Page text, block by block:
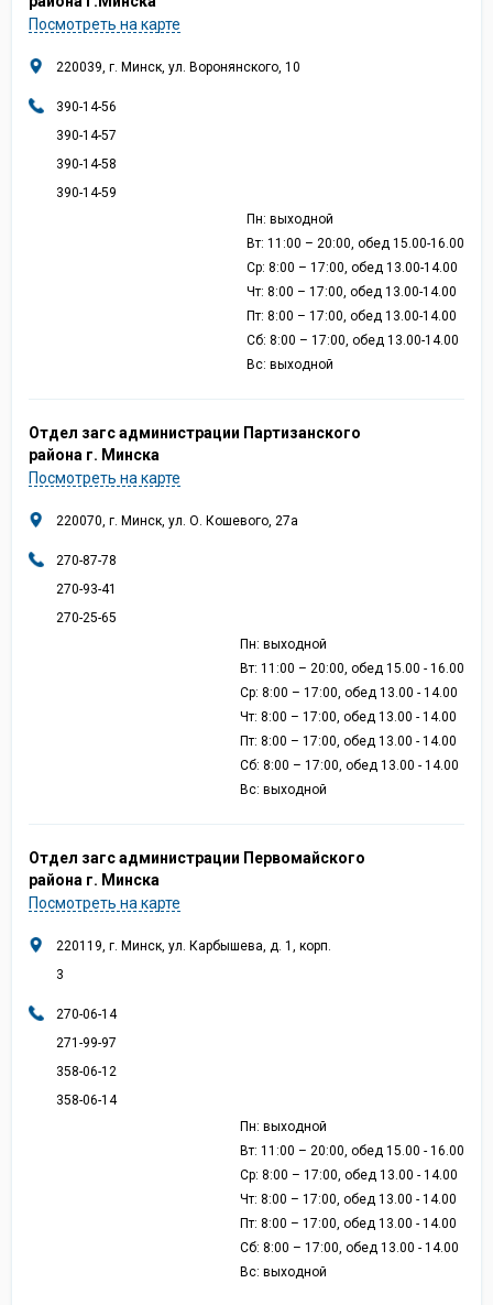
Посмотреть на карте
220039, г. Минск, ул. Воронянского, 10
390-14-56
390-14-57
390-14-58
390-14-59
Пн: выходной
Вт: 11:00 – 20:00, обед 15.00-16.00
Ср: 8:00 – 17:00, обед 13.00-14.00
Чт: 8:00 – 17:00, обед 13.00-14.00
Пт: 8:00 – 17:00, обед 13.00-14.00
Сб: 8:00 – 17:00, обед 13.00-14.00
Вс: выходной
Отдел загс администрации Партизанского
района г. Минска
Посмотреть на карте
220070, г. Минск, ул. О. Кошевого, 27а
270-87-78
270-93-41
270-25-65
Пн: выходной
Вт: 11:00 – 20:00, обед 15.00 - 16.00
Ср: 8:00 – 17:00, обед 13.00 - 14.00
Чт: 8:00 – 17:00, обед 13.00 - 14.00
Пт: 8:00 – 17:00, обед 13.00 - 14.00
Сб: 8:00 – 17:00, обед 13.00 - 14.00
Вс: выходной
Отдел загс администрации Первомайского
района г. Минска
Посмотреть на карте
220119, г. Минск, ул. Карбышева, д. 1, корп.
3
270-06-14
271-99-97
358-06-12
358-06-14
Пн: выходной
Вт: 11:00 – 20:00, обед 15.00 - 16.00
Ср: 8:00 – 17:00, обед 13.00 - 14.00
Чт: 8:00 – 17:00, обед 13.00 - 14.00
Пт: 8:00 – 17:00, обед 13.00 - 14.00
Сб: 8:00 – 17:00, обед 13.00 - 14.00
Вс: выходной